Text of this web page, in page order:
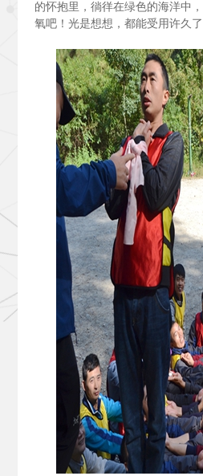
的怀抱里，徜徉在绿色的海洋中
氧吧！光是想想，都能受用许久了